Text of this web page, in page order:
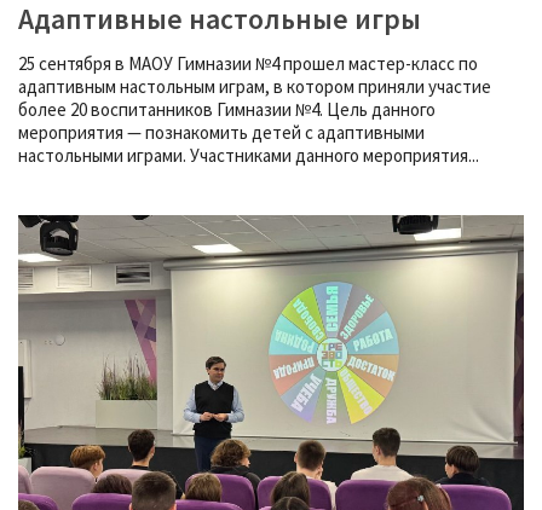
Адаптивные настольные игры
25 сентября в МАОУ Гимназии №4 прошел мастер-класс по
адаптивным настольным играм, в котором приняли участие
более 20 воспитанников Гимназии №4. Цель данного
мероприятия — познакомить детей с адаптивными
настольными играми. Участниками данного мероприятия...